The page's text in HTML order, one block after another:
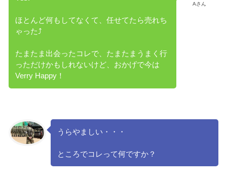
Aさん
ほとんど何もしてなくて、任せてたら売れち
ゃった⤴
たまたま出会ったコレで、たまたまうまく行
っただけかもしれないけど、おかげで今は
Verry Happy！
うらやましい・・・
ところでコレって何ですか？